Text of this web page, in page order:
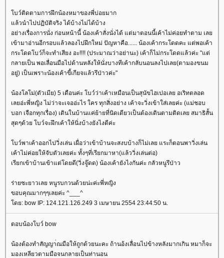
บว์ติดตามการฝึกน้องหมาของพี่บ่อยมาก
ล้วนำไปปฏิบัติจริง ได้บ้างไม่ได้บ้าง
อย่างเรื่องการนั่ง ก่อนหน้านี้ น้องเค้าสั่งนั่งได้ แต่มาตอนนี้เค้าไม่ค่อยทำตาม เล
เข้ามาอ่านอีกรอบแล้วลองไปฝึกใหม่ ปัญหาคือ...... น้องเค้ากระโดดคะ แต่พอเค้า
กระโดดโบว์ก็จะทำเสียง อะ!!!! (ประมาณว่าอย่านะ) เค้าก็ไม่กระโดดแล้วค่ะ "แต่
กลายเป็น พอเลื่อนมือไปด้านหลังให้นั่งบางทีเค้ากลับนอนลงไปเลย(ตามองขนม
อยู่) เป็นเพราะน้องเค้าขี้เกียจแล้วรึป่าวค่ะ"
น้องโลโม่(ตัวเมีย) 5 เดือนค่ะ โบว์ว่าเค้าเหมือนเป็นสุนัขไฮเปอเลย อเริทตลอด
เลยอ่ะพี่หญิง ไม่ว่าจะเจออ่ะไร ใคร ทุกสิ่งอย่าง เค้าจะวิ่งเข้าใส่เลยค่ะ (แม่ชอบ
บอก เจือกทุกเรื่อง) เดินในบ้านแค่ย้ายที่นิดเดียวเป็นต้องเดินตามติดเลย สมาธิสั้น
สุดๆด้วย โบว์จะฝึกเค้าให้นิ่งบ้างยังไงดีค่ะ
บว์พาเค้าออกไปวิ่งเล่น เผื่อว่าเข้าบ้านจะสงบบ้างก็ไม่เลย แระก็ตอนพาวิ่งเล่น
เค้าไม่ค่อยให้จับตัวเลยค่ะ ทั้งๆที่เรียกมาหา(แล้ววิ่งเล่นต่อ)
เรียกเข้าบ้านเข้าแต่โดยดี(วิ่งจู๊ดด) น้องเค้ายังไงกันค่ะ กลัวหนูรึป่าว
ร่ายซะยาวเลย หนูรบกวนด้วยน่ะค่ะพี่หญิง
ขอบคุณมากๆๆเลยค่ะ ^___^
ดย: bow IP: 124.121.126.249 3 เมษายน 2554 23:44:50 น.
ตอบน้องโบว์ bow
น้องต้องทำสัญญา่ณมือให้ถูกด้วยนะคะ ถ้านอ้งเลื่อนไปข้างหลังมากเกิน หมาก็จะ
มองเหลียวตามมือจนกลายเป็นท่านอน